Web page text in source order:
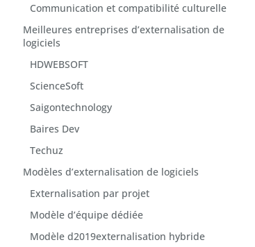
Communication et compatibilité culturelle
Meilleures entreprises d’externalisation de
logiciels
HDWEBSOFT
ScienceSoft
Saigontechnology
Baires Dev
Techuz
Modèles d’externalisation de logiciels
Externalisation par projet
Modèle d’équipe dédiée
Modèle d2019externalisation hybride